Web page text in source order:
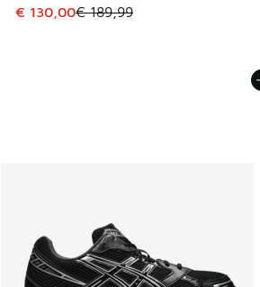
Cet article est en promotion. Prix
€ 130,00€ 189,99